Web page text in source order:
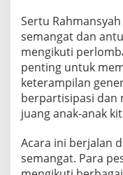
n
i
l
i
a
n
P
l
o
Sertu
semangat dan
mengikuti
penting untuk
keterampilan
berpartisipasi dan
juang anak-anak
Acara ini berjalan
semangat. Para